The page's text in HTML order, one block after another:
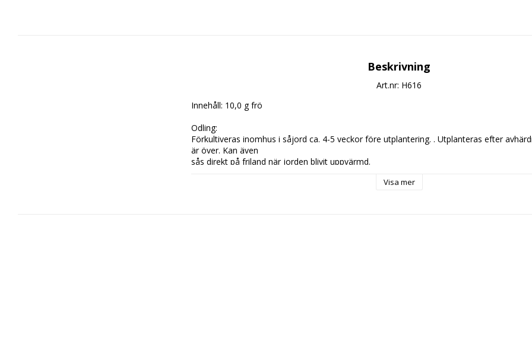
Beskrivning
Art.nr: H616
Innehåll: 10,0 g frö
Odling:
Förkultiveras inomhus i såjord ca. 4-5 veckor före utplantering. . Utplanteras efter
är över. Kan även
sås direkt på friland när jorden blivit uppvärmd.
Visa mer